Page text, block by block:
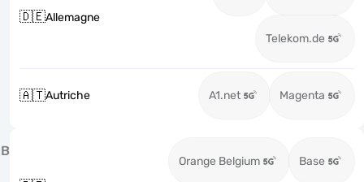
🇩🇪Allemagne
Telekom.de
🇦🇹Autriche A1.net Magenta
B
Orange Belgium Base